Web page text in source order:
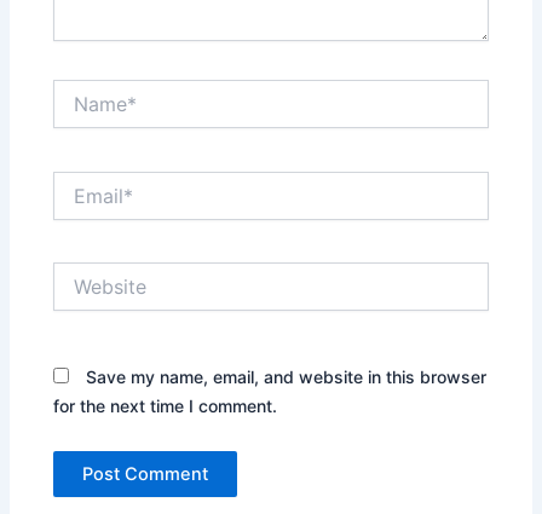
Save my name, email, and website in this browser
for the next time I comment.